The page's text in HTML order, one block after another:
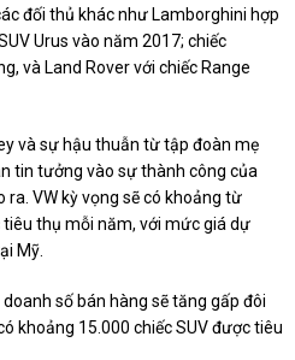
đối thủ khác như Lamborghini hợp
Urus vào năm 2017; chiếc
và Land Rover với chiếc Range
và sự hậu thuẫn từ tập đoàn mẹ
tin tưởng vào sự thành công của
ra. VW kỳ vọng sẽ có khoảng từ
thụ mỗi năm, với mức giá dự
Mỹ.
số bán hàng sẽ tăng gấp đôi
khoảng 15.000 chiếc SUV được tiêu